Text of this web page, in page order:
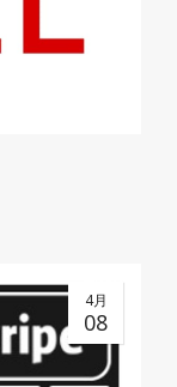
4月
08